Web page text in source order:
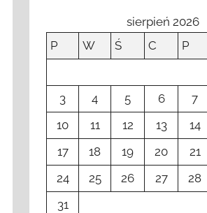
sierpień 2026
P
W Ś C P
3
4 5 6 7
10
11 12 13 14
17
18 19 20 21
24
25 26 27 28
31